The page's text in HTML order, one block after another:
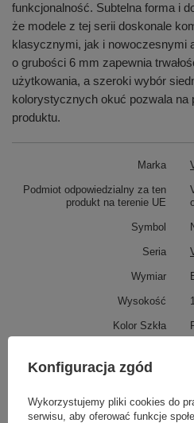
funkcjonalność. Subtelna forma i
że modele z tej serii doskonale
klasycznymi, jak i nowoczesnymi
o grubości 6 mm zapewnia
użytkowania, a szeroki wybór
kolorystycznych okuć pozwala na
produktu.
Marka
Podmiot odpowiedzialny za ten
produkt na terenie UE
Symbol
Seria
Wymiar
Wysokość
Kolor Szkła
Potrzebujesz pomocy?
najciekawsze pytania i odpowiedzi
dla innych.
Konfiguracja zgód
Wykorzystujemy pliki cookies do
serwisu, aby oferować funkcje